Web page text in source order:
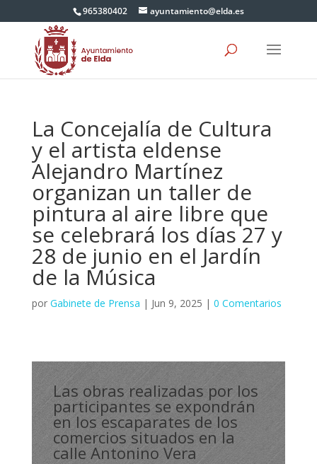
965380402 ayuntamiento@elda.es
La Concejalía de Cultura
y el artista eldense
Alejandro Martínez
organizan un taller de
pintura al aire libre que
se celebrará los días 27 y
28 de junio en el Jardín
de la Música
por Gabinete de Prensa | Jun 9, 2025 | 0 Comentarios
Las obras realizadas por los
participantes se expondrán
en los escaparates de los
comercios situados en la
calle Antonino Vera